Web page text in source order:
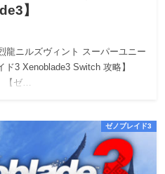
】
龍ニルズヴィント スーパーユニー
3 Xenoblade3 Switch 攻略】
【ゼ…
ゼノブレイド3